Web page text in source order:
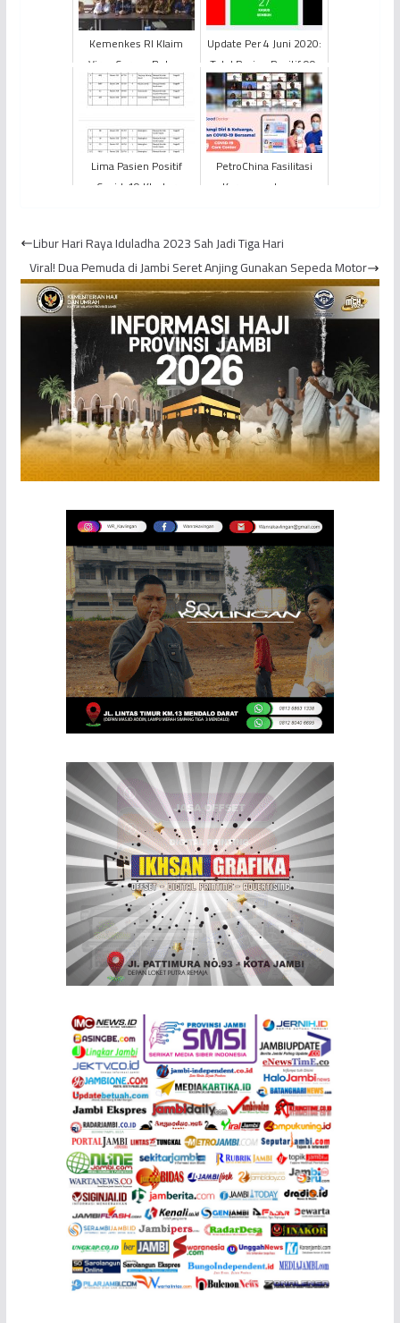
Kemenkes RI Klaim
Virus Corona Belum
Masuk di Indonesia
Update Per 4 Juni 2020:
Total Pasien Positif 99,
Pasien Sembuh 27
Orang
Lima Pasien Positif
Covid-19 Klaster
PetroChina Fasilitasi
Karyawan dengan
Libur Hari Raya Iduladha 2023 Sah Jadi Tiga Hari
Viral! Dua Pemuda di Jambi Seret Anjing Gunakan Sepeda Motor